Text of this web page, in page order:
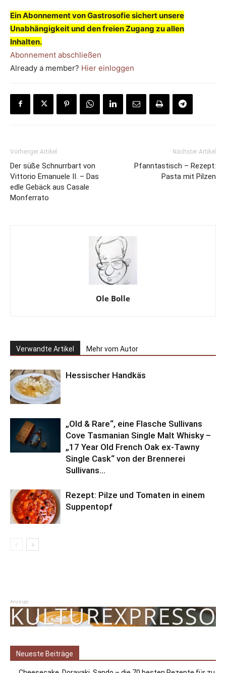
Ein Abonnement von Gastrosofie sichert unsere
Unabhängigkeit und den freien Zugang zu allen
Inhalten.
Abonnement abschließen
Already a member? Hier einloggen
Vorheriger Artikel
Der süße Schnurrbart von
Vittorio Emanuele II. – Das
edle Gebäck aus Casale
Monferrato
Nächster Artikel
Pfanntastisch – Rezept:
Pasta mit Pilzen
Ole Bolle
Verwandte Artikel Mehr vom Autor
Hessischer Handkäs
„Old & Rare“, eine Flasche Sullivans
Cove Tasmanian Single Malt Whisky –
„17 Year Old French Oak ex-Tawny
Single Cask“ von der Brennerei
Sullivans...
Rezept: Pilze und Tomaten in einem
Suppentopf
Anzeige
Neueste Beiträge